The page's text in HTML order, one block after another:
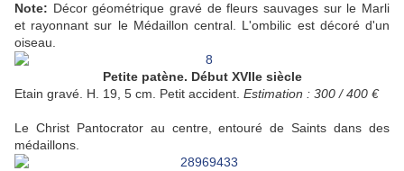
Note: Décor géométrique gravé de fleurs sauvages sur le Marli
et rayonnant sur le Médaillon central. L'ombilic est décoré d'un
oiseau.
Petite patène. Début XVIIe siècle
Etain gravé. H. 19, 5 cm. Petit accident. Estimation : 300 / 400 €
Le Christ Pantocrator au centre, entouré de Saints dans des
médaillons.